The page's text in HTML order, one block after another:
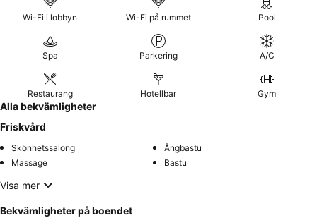
Wi-Fi i lobbyn Wi-Fi på rummet Pool
Spa Parkering A/C
Restaurang Hotellbar Gym
Alla bekvämligheter
Friskvård
Skönhetssalong
Ångbastu
Massage
Bastu
Visa mer
Bekvämligheter på boendet